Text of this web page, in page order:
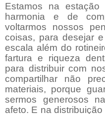
Estamos na
harmonia e de
voltarmos nossos
coisas, para desejar
escala além do
fartura e riqueza
para distribuir com
compartilhar não
materiais, porque
sermos generosos
afeto. E na